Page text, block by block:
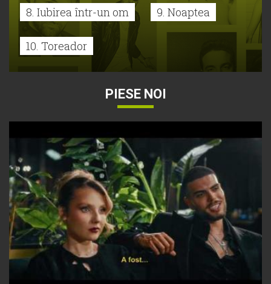
8. Iubirea într-un om 9. Noaptea
10. Toreador
PIESE NOI